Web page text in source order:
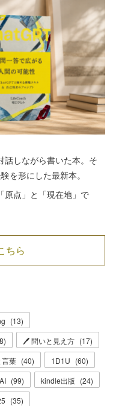
話しながら書いた本。そ
を形にした最新本。
原点」と「現在地」で
ちら
(13)
) 🖊 問いと見え方 (17)
葉 (40) 1D1U (60)
(99) kindle出版 (24)
(35)